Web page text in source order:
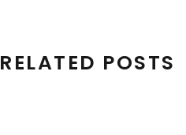
RELATED POSTS